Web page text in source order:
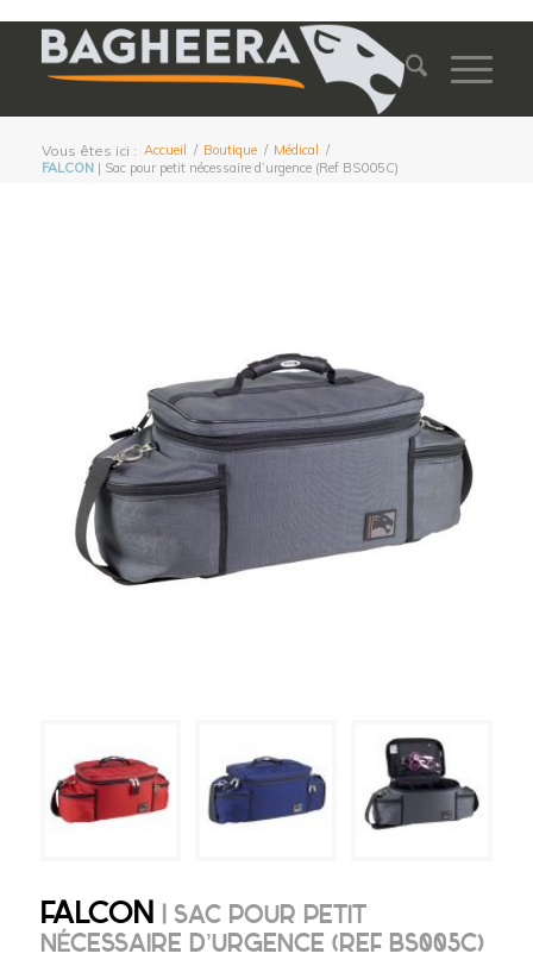
Vous êtes ici : Accueil / Boutique / Médical
/
FALCON| Sac pour petit nécessaire d’urgence (Ref BS005C)
FALCON | SAC POUR PETIT
NÉCESSAIRE D’URGENCE (REF BS005C)